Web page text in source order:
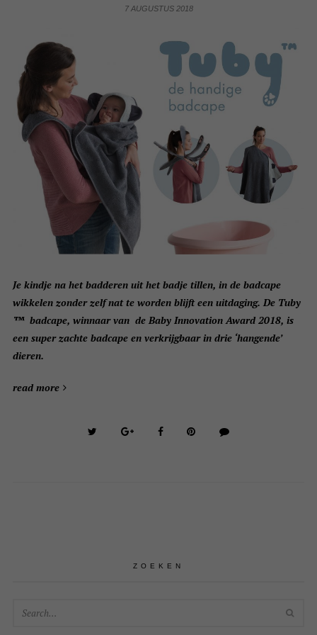
7 AUGUSTUS 2018
Je kindje na het badderen uit het badje tillen, in de badcape
wikkelen zonder zelf nat te worden blijft een uitdaging. De Tuby
™ badcape, winnaar van de Baby Innovation Award 2018, is
een super zachte badcape en verkrijgbaar in drie ‘hangende’
dieren.
read more
ZOEKEN